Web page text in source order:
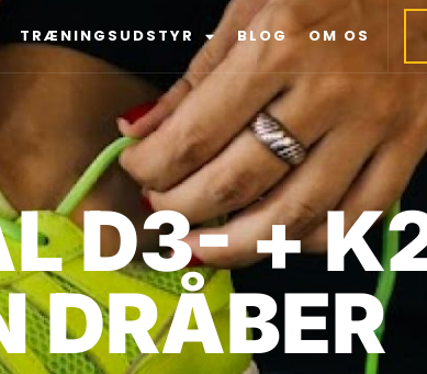
TRÆNINGSUDSTYR BLOG OM OS
D3- +
DRÅBER